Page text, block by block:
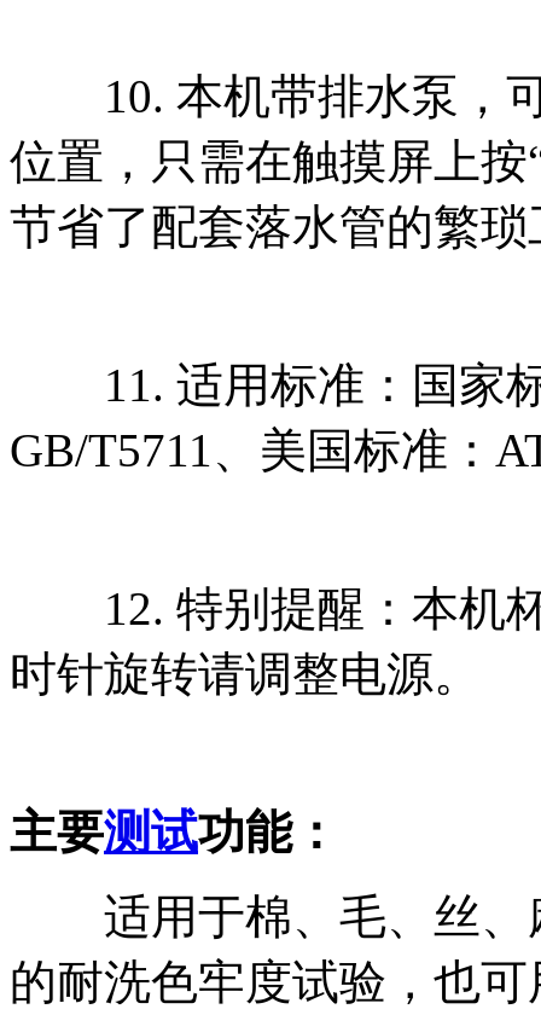
10. 本机带排水泵，可
位置，只需在触摸屏上
节省了配套落水管的繁琐
11. 适用标准：国家标
GB/T5711、美国标准：
12. 特别提醒：本机杯
时针旋转请调整电源。
主要测试功能：
适用于棉、毛、丝、
的耐洗色牢度试验，也